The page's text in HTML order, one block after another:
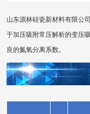
山东源林硅瓷新材料有限公
于加压吸附常压解析的变压
良的氮氧分离系数。